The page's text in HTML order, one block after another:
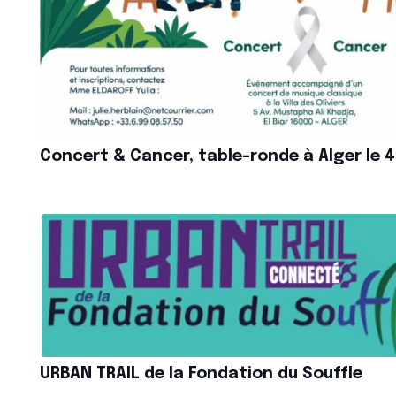
Concert & Cancer, table-ronde à Alger le
URBAN TRAIL de la Fondation du Souffle